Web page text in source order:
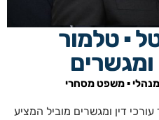
▪ טלמור
ומגשרים
▪️ משפט מסחרי
דין ומגשרים מוביל המציע